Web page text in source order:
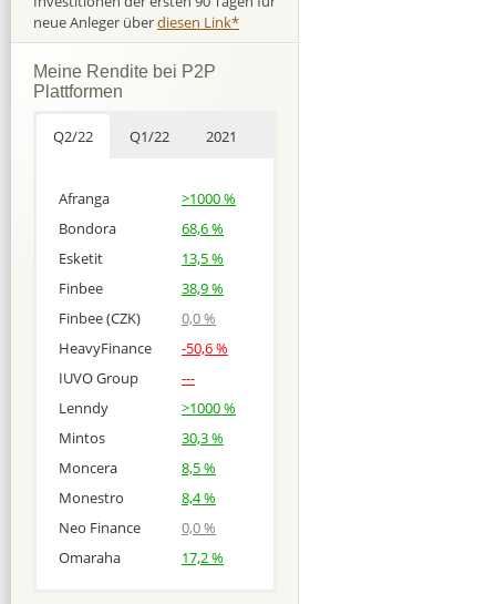
neue Anleger überdiesen Link*
Meine Rendite bei P2P
Plattformen
Q2/22 Q1/22 2021
Afranga
>1000 %
Bondora
68,6 %
Esketit
13,5 %
Finbee
38,9 %
Finbee (CZK)
0,0 %
HeavyFinance
-50,6 %
IUVO Group
---
Lenndy
>1000 %
Mintos
30,3 %
Moncera
8,5 %
Monestro
8,4 %
Neo Finance
0,0 %
Omaraha
17,2 %